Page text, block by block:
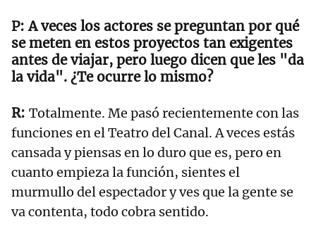
A veces los actores se preguntan por qué
se meten en estos proyectos tan exigentes
antes de viajar, pero luego dicen que les "da
la vida". ¿Te ocurre lo mismo?
Totalmente. Me pasó recientemente con las
funciones en el Teatro del Canal. A veces estás
cansada y piensas en lo duro que es, pero en
cuanto empieza la función, sientes el
murmullo del espectador y ves que la gente se
va contenta, todo cobra sentido.